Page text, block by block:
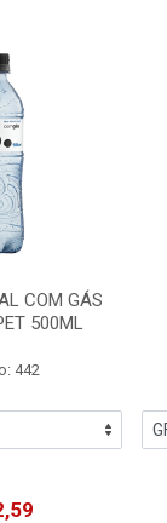
COM GÁS
500ML
442